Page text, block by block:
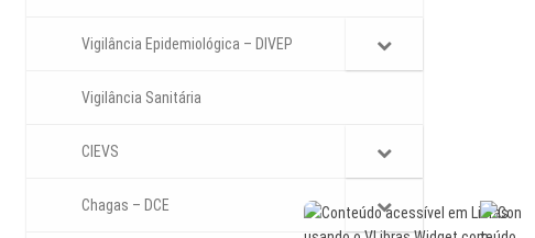
Vigilância Epidemiológica – DIVEP
Vigilância Sanitária
CIEVS
Chagas – DCE